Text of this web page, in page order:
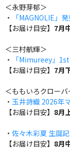
＜永野芽郁＞
・
「MAGNOLIE」
【お届け目安】 7月
＜三村航輝＞
・
「Mimureey」
【お届け目安】 7月
＜ももいろクローバ
・ 玉井詩織 2026年
【お届け目安】 8月
・ 佐々木彩夏 生誕
【お届け目安】 8月